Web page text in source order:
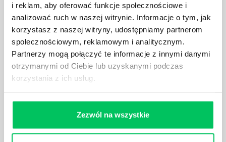
i reklam, aby oferować funkcje społecznościowe i
analizować ruch w naszej witrynie. Informacje o tym, jak
korzystasz z naszej witryny, udostępniamy partnerom
społecznościowym, reklamowym i analitycznym.
Partnerzy mogą połączyć te informacje z innymi danymi
otrzymanymi od Ciebie lub uzyskanymi podczas
korzystania z ich usług.
Zezwól na wszystkie
GDZIE MOŻEMY ZAPOZNAĆ SIĘ Z
WYMAGANIAMI NORM JAKOŚCI WYROBÓW
MEDYCZNYCH?
W związku z ogromnym rozwojem dzisiejszego
społeczeństwa wprowadzane jest coraz więcej reguł,
które mają za zadanie poprawić poszczególne
dziedziny gospodarki. Dzięki nim wszystkie firmy
wprowadzenie dąży do ujednolicenia jakości
produktów, które trafiają do klientów.